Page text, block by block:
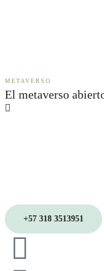
METAVERSO
El metaverso
+57 318 3513951